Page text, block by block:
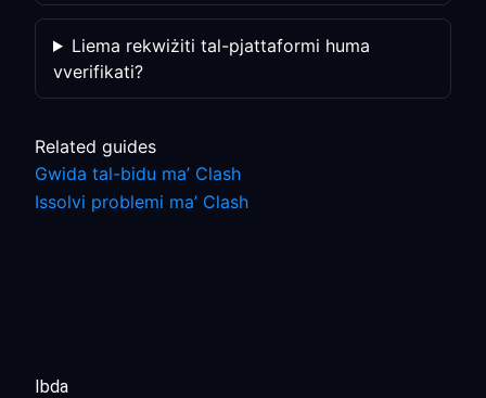
Liema rekwiżiti tal-pjattaformi huma
vverifikati?
Related guides
Gwida tal-bidu ma’ Clash
Issolvi problemi ma’ Clash
Ibda